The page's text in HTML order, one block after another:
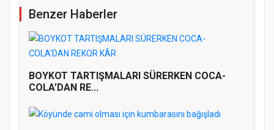
Benzer Haberler
BOYKOT TARTIŞMALARI SÜRERKEN COCA-
COLA’DAN RE...